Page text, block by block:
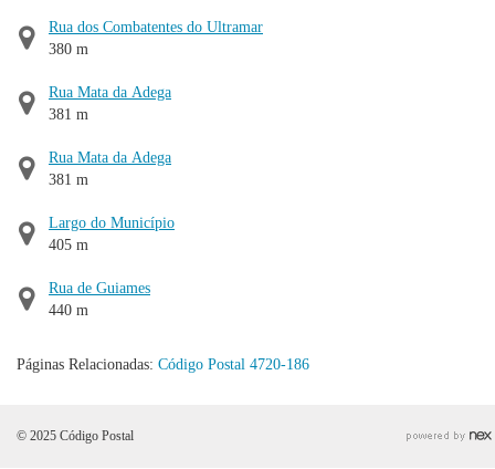
Rua dos Combatentes do Ultramar
380 m
Rua Mata da Adega
381 m
Rua Mata da Adega
381 m
Largo do Município
405 m
Rua de Guiames
440 m
Páginas Relacionadas: Código Postal 4720-186
© 2025 Código Postal